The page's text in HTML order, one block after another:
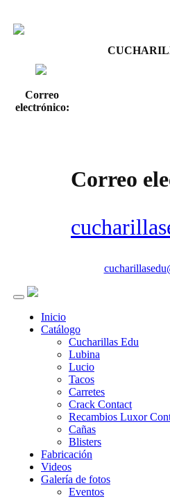
Correo
Correo
electrónico:
Inicio
Catálogo
Cucharillas Edu
Lubina
Lucio
Tacos
Carretes
Crack Contact
Recambios Luxor
Cañas
Blisters
Fabricación
Videos
Galería de fotos
Eventos